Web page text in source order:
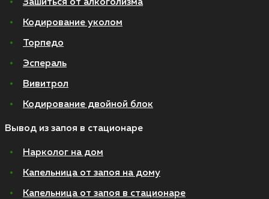
Зашиться от алкоголизма
Кодирование уколом
Торпедо
Эспераль
Вивитрол
Кодирование двойной блок
Вывод из запоя в стационаре
Нарколог на дом
Капельница от запоя на дому
Капельница от запоя в стационаре